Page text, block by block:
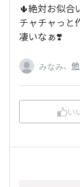
🌵絶対お似合
チャチャっと
凄いなぁ❣️
みなみ、
い